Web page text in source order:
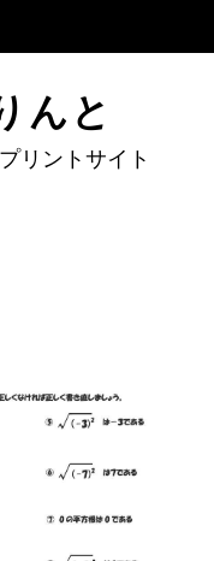
んと
リントサイト